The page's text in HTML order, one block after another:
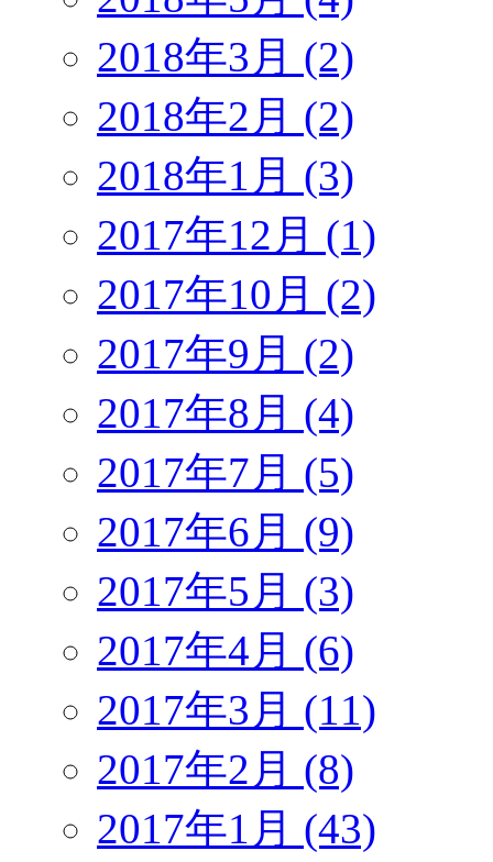
2018年3月 (2)
2018年2月 (2)
2018年1月 (3)
2017年12月 (1)
2017年10月 (2)
2017年9月 (2)
2017年8月 (4)
2017年7月 (5)
2017年6月 (9)
2017年5月 (3)
2017年4月 (6)
2017年3月 (11)
2017年2月 (8)
2017年1月 (43)